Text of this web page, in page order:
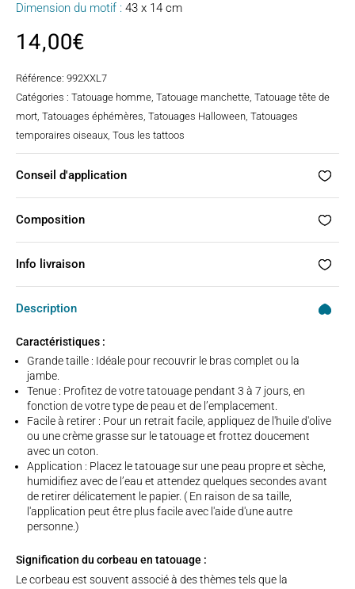
Dimension du motif : 43 x 14 cm
14,00€
Référence: 992XXL7
Catégories : Tatouage homme, Tatouage manchette, Tatouage tête de
mort, Tatouages éphémères, Tatouages Halloween, Tatouages
temporaires oiseaux, Tous les tattoos
Conseil d'application
Composition
Info livraison
Description
Caractéristiques :
Grande taille : Idéale pour recouvrir le bras complet ou la
jambe.
Tenue : Profitez de votre tatouage pendant 3 à 7 jours, en
fonction de votre type de peau et de l’emplacement.
Facile à retirer : Pour un retrait facile, appliquez de l'huile d'olive
ou une crème grasse sur le tatouage et frottez doucement
avec un coton.
Application : Placez le tatouage sur une peau propre et sèche,
humidifiez avec de l’eau et attendez quelques secondes avant
de retirer délicatement le papier. ( En raison de sa taille,
l'application peut être plus facile avec l'aide d'une autre
personne.)
Signification du corbeau en tatouage :
Le corbeau est souvent associé à des thèmes tels que la